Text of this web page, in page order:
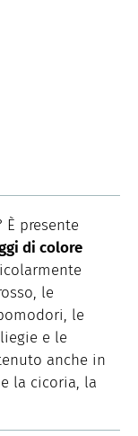
È presente
di colore
le
le
e le
anche in
la cicoria, la